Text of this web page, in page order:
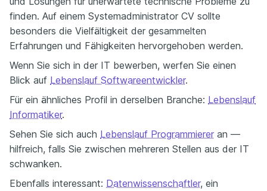
finden. Auf einem Systemadministrator CV sollte
besonders die Vielfältigkeit der gesammelten
Erfahrungen und Fähigkeiten hervorgehoben werden.
Wenn Sie sich in der IT bewerben, werfen Sie einen
Blick auf Lebenslauf Softwareentwickler.
Für ein ähnliches Profil in derselben Branche: Lebenslauf
Informatiker.
Sehen Sie sich auch Lebenslauf Programmierer an —
hilfreich, falls Sie zwischen mehreren Stellen aus der IT
schwanken.
Ebenfalls interessant: Datenwissenschaftler, ein